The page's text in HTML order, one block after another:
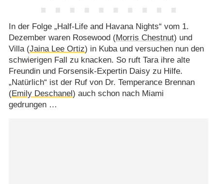
In der Folge „Half-Life and Havana Nights“ vom 1.
Dezember waren Rosewood (Morris Chestnut) und
Villa (Jaina Lee Ortiz) in Kuba und versuchen nun den
schwierigen Fall zu knacken. So ruft Tara ihre alte
Freundin und Forsensik-Expertin Daisy zu Hilfe.
„Natürlich“ ist der Ruf von Dr. Temperance Brennan
(Emily Deschanel ) auch schon nach Miami
gedrungen …